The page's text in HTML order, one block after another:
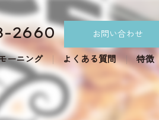
2660 お問い合わせ
ーニング よくある質問 特徴
カフェ